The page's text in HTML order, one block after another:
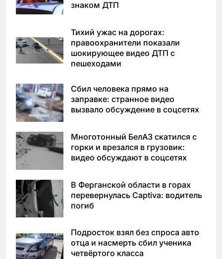
знаком ДТП
Тихий ужас на дорогах:
правоохранители показали
шокирующее видео ДТП с
пешеходами
Сбил человека прямо на
заправке: странное видео
вызвало обсуждение в соцсетях
Многотонный БелАЗ скатился с
горки и врезался в грузовик:
видео обсуждают в соцсетях
В Ферганской области в горах
перевернулась Captiva: водитель
погиб
Подросток взял без спроса авто
отца и насмерть сбил ученика
четвёртого класса